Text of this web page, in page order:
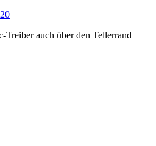
Treiber auch über den Tellerrand